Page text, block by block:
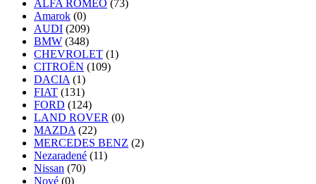
ALFA ROMEO (73)
Amarok (0)
AUDI (209)
BMW (348)
CHEVROLET (1)
CITROËN (109)
DACIA (1)
FIAT (131)
FORD (124)
LAND ROVER (0)
MAZDA (22)
MERCEDES BENZ (2)
Nezaradené (11)
Nissan (70)
Nové (0)